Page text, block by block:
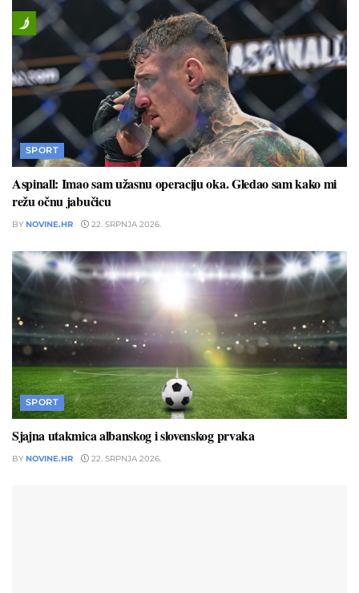
SPORT
Aspinall: Imao sam užasnu operaciju oka. Gledao sam kako mi
režu očnu jabučicu
BY NOVINE.HR 22. SRPNJA 2026.
SPORT
Sjajna utakmica albanskog i slovenskog prvaka
BY NOVINE.HR 22. SRPNJA 2026.